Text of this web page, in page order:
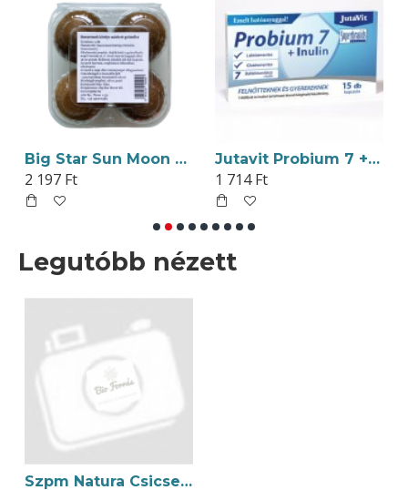
Big Star Sun Moon Szerzetesek Körtéje Szárított Gyümölcs 4db
2 197 Ft
Jutavit Probium 7 + Inulin Kapszula 15db
1 714 Ft
Legutóbb nézett
Szpm Natura Csicseriborsó liszt 500g